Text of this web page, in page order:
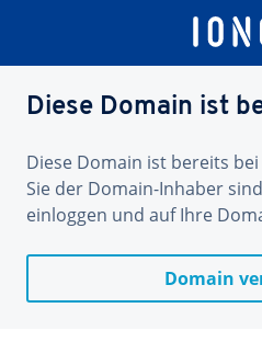
Diese Domain ist
Diese Domain ist bereits
Sie der Domain-Inhaber
einloggen und auf Ihre
Domain